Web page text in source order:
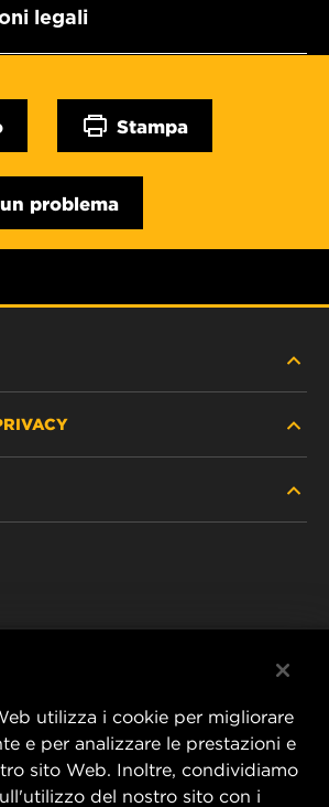
legali
Stampa
problema
FT Poland
utilizza i cookie per migliorare
e per analizzare le prestazioni e
sito Web. Inoltre, condividiamo
del nostro sito con i